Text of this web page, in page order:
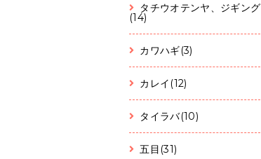
タチウオテンヤ、ジギング
(14)
カワハギ(3)
カレイ(12)
タイラバ(10)
五目(31)